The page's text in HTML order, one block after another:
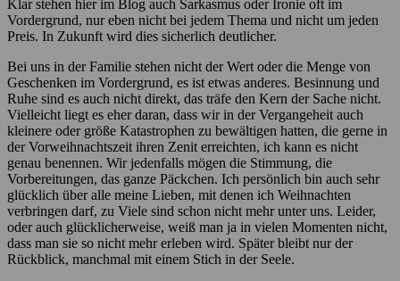
Klar stehen hier im Blog auch Sarkasmus oder Ironie oft im
Vordergrund, nur eben nicht bei jedem Thema und nicht um jeden
Preis. In Zukunft wird dies sicherlich deutlicher.
Bei uns in der Familie stehen nicht der Wert oder die Menge von
Geschenken im Vordergrund, es ist etwas anderes. Besinnung und
Ruhe sind es auch nicht direkt, das träfe den Kern der Sache nicht.
Vielleicht liegt es eher daran, dass wir in der Vergangeheit auch
kleinere oder größe Katastrophen zu bewältigen hatten, die gerne in
der Vorweihnachtszeit ihren Zenit erreichten, ich kann es nicht
genau benennen. Wir jedenfalls mögen die Stimmung, die
Vorbereitungen, das ganze Päckchen. Ich persönlich bin auch sehr
glücklich über alle meine Lieben, mit denen ich Weihnachten
verbringen darf, zu Viele sind schon nicht mehr unter uns. Leider,
oder auch glücklicherweise, weiß man ja in vielen Momenten nicht,
dass man sie so nicht mehr erleben wird. Später bleibt nur der
Rückblick, manchmal mit einem Stich in der Seele.